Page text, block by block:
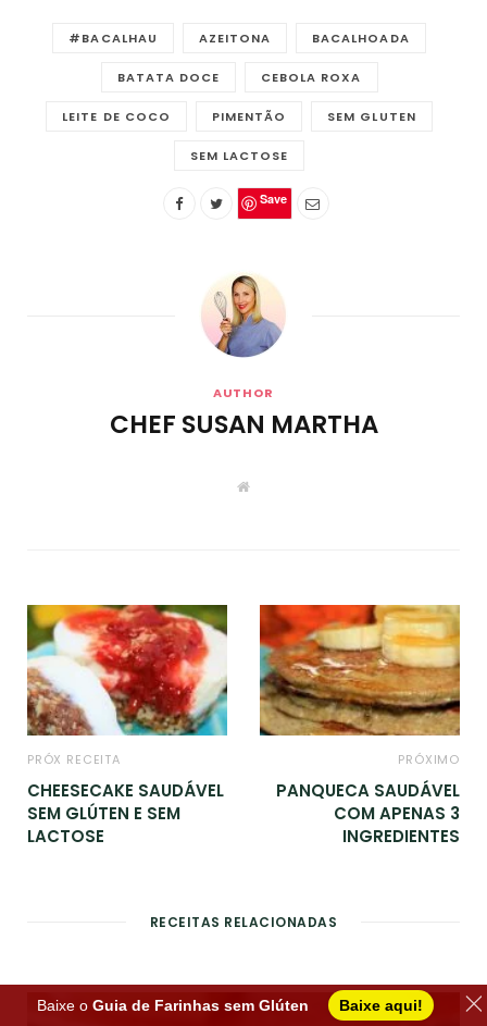
#BACALHAU AZEITONA BACALHOADA
BATATA DOCE CEBOLA ROXA
LEITE DE COCO PIMENTÃO SEM GLUTEN
SEM LACTOSE
Save
AUTHOR
CHEF SUSAN MARTHA
W
PRÓX RECEITA
CHEESECAKE SAUDÁVEL
SEM GLÚTEN E SEM
LACTOSE
PRÓXIMO
PANQUECA SAUDÁVEL
COM APENAS 3
INGREDIENTES
RECEITAS RELACIONADAS
Baixe o Guia de Farinhas sem Glúten Baixe aqui!